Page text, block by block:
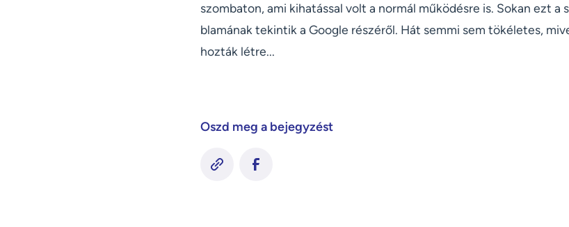
szombaton, ami kihatással volt a normál működésre is. Sokan ezt
blamának tekintik a Google részéről. Hát semmi sem tökéletes,
hozták létre...
Oszd meg a bejegyzést